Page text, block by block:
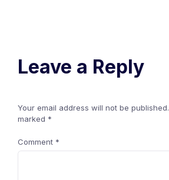
Leave a Reply
Your email address will not be published.
marked *
Comment *